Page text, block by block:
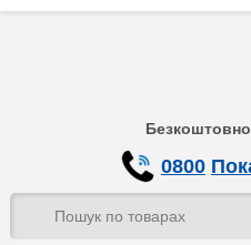
Безкоштовно
0800